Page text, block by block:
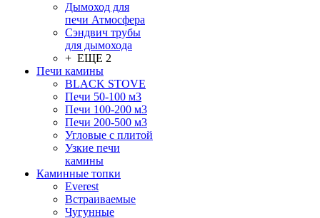
Дымоход для
печи Атмосфера
Сэндвич трубы
для дымохода
+ ЕЩЕ 2
Печи камины
BLACK STOVE
Печи 50-100 м3
Печи 100-200 м3
Печи 200-500 м3
Угловые с плитой
Узкие печи
камины
Каминные топки
Everest
Встраиваемые
Чугунные